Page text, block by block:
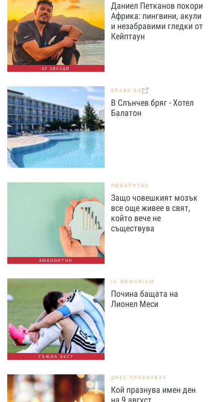
БГ ЗВЕЗДИ
Даниел Петканов покори
Африка: пингвини, акули
и незабравими гледки от
Кейптаун
GRABO.BG
В Слънчев бряг - Хотел
Балатон
ЛЮБОПИТНО
ЛЮБОПИТНО
Защо човешкият мозък
все още живее в свят,
който вече не
съществува
ТЪЖНА ВЕСТ
IN MEMORIAM
Почина бащата на
Лионел Меси
ДНЕС ПРАЗНУВАТ
Кой празнува имен ден
на 9 август